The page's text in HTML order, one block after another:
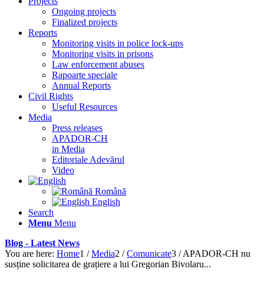
Ongoing projects
Finalized projects
Reports
Monitoring visits in police lock-ups
Monitoring visits in prisons
Law enforcement abuses
Rapoarte speciale
Annual Reports
Civil Rights
Useful Resources
Media
Press releases
APADOR-CH
in Media
Editoriale Adevărul
Video
Română
English
Search
Menu Menu
Blog - Latest News
You are here: Home1 / Media2 / Comunicate3 / APADOR-CH nu
susține solicitarea de grațiere a lui Gregorian Bivolaru...